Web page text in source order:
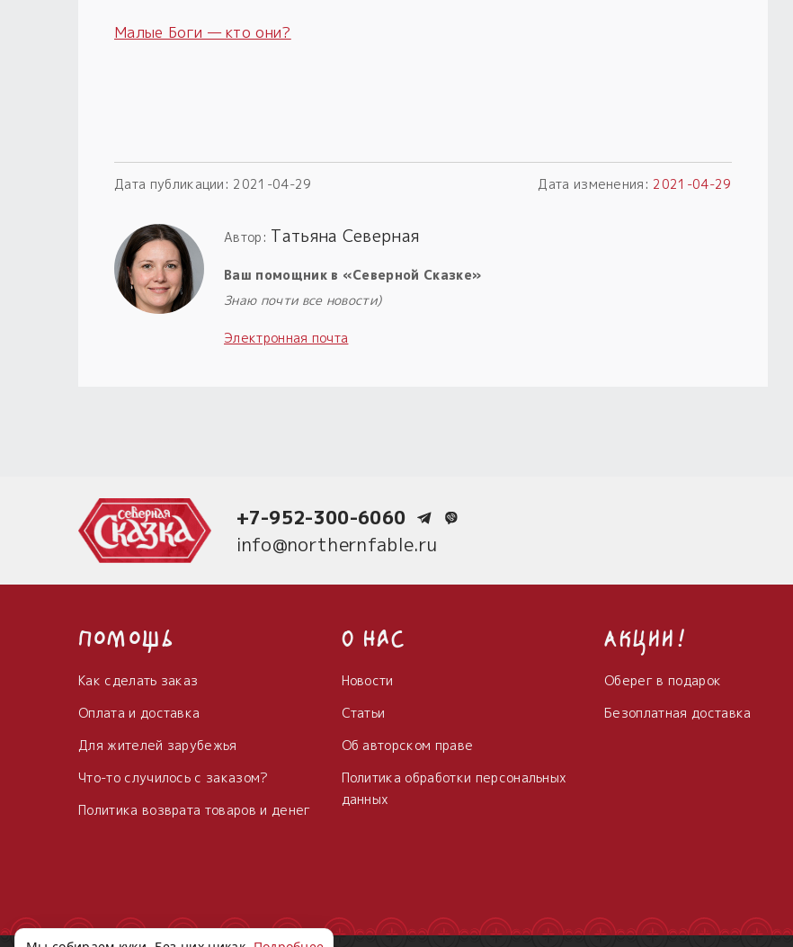
Малые Боги — кто они?
Дата публикации: 2021-04-29 Дата изменения: 2021-04-29
Автор: Татьяна Северная
Ваш помощник в «Северной Сказке»
Знаю почти все новости)
Электронная почта
+7-952-300-6060
info@northernfable.ru
Помощь
Как сделать заказ
Оплата и доставка
Для жителей зарубежья
Что-то случилось с заказом?
Политика возврата товаров и денег
О нас
Новости
Статьи
Об авторском праве
Политика обработки персональных
данных
Акции!
Оберег в подарок
Безоплатная доставка